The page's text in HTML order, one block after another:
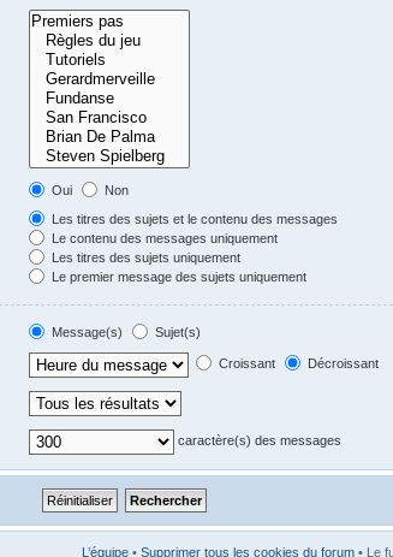
Oui
Non
Les titres des sujets et le contenu des messages
Le contenu des messages uniquement
Les titres des sujets uniquement
Le premier message des sujets uniquement
Message(s)
Sujet(s)
Croissant Décroissant
caractère(s) des messages
L’équipe • Supprimer tous les cookies du forum • Le